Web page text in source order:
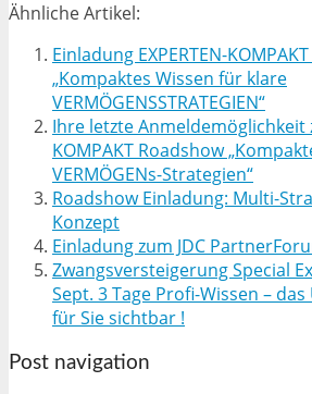
Ähnliche Artikel:
Einladung EXPERTEN-
„Kompaktes Wissen für klare
VERMÖGENSSTRATEGIEN“
Ihre letzte Anmeldemöglichkeit
KOMPAKT Roadshow
VERMÖGENs-Strategien“
Roadshow Einladung: Multi-
Konzept
Einladung zum JDC
Zwangsversteigerung Special
Sept. 3 Tage Profi-Wissen –
für Sie sichtbar !
Post navigation